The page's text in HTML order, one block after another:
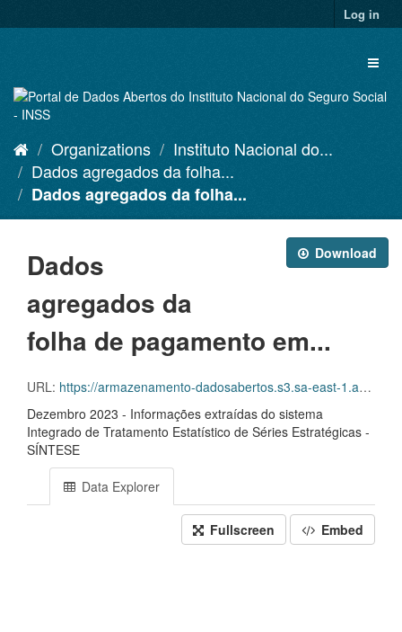
to
Log in
Organizations
Instituto Nacional do...
Dados agregados da folha...
Dados agregados da folha...
Download
Dados
agregados da
folha de pagamento em...
URL: https://armazenamento-dadosabertos.s3.sa-east-1.amazonaws.com/PDA_2023_2025/Grupos_de_dados/Dados+agregados+da+folha+de+pagamento+em+rela%C3%A7%C3%A3o+aos+benef%C3%ADcios+emitidos/p_benefemitidosespecieuo_20240110_115004.xlsx
Dezembro 2023 - Informações extraídas do sistema
Integrado de Tratamento Estatístico de Séries Estratégicas -
SÍNTESE
Data Explorer
Fullscreen Embed